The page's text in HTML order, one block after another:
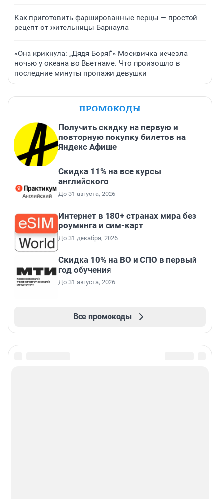
Как приготовить фаршированные перцы — простой
рецепт от жительницы Барнаула
«Она крикнула: „Дядя Боря!“» Москвичка исчезла
ночью у океана во Вьетнаме. Что произошло в
последние минуты пропажи девушки
ПРОМОКОДЫ
Получить скидку на первую и
повторную покупку билетов на
Яндекс Афише
Скидка 11% на все курсы
английского
До 31 августа, 2026
Интернет в 180+ странах мира без
роуминга и сим-карт
До 31 декабря, 2026
Скидка 10% на ВО и СПО в первый
год обучения
До 31 августа, 2026
Все промокоды